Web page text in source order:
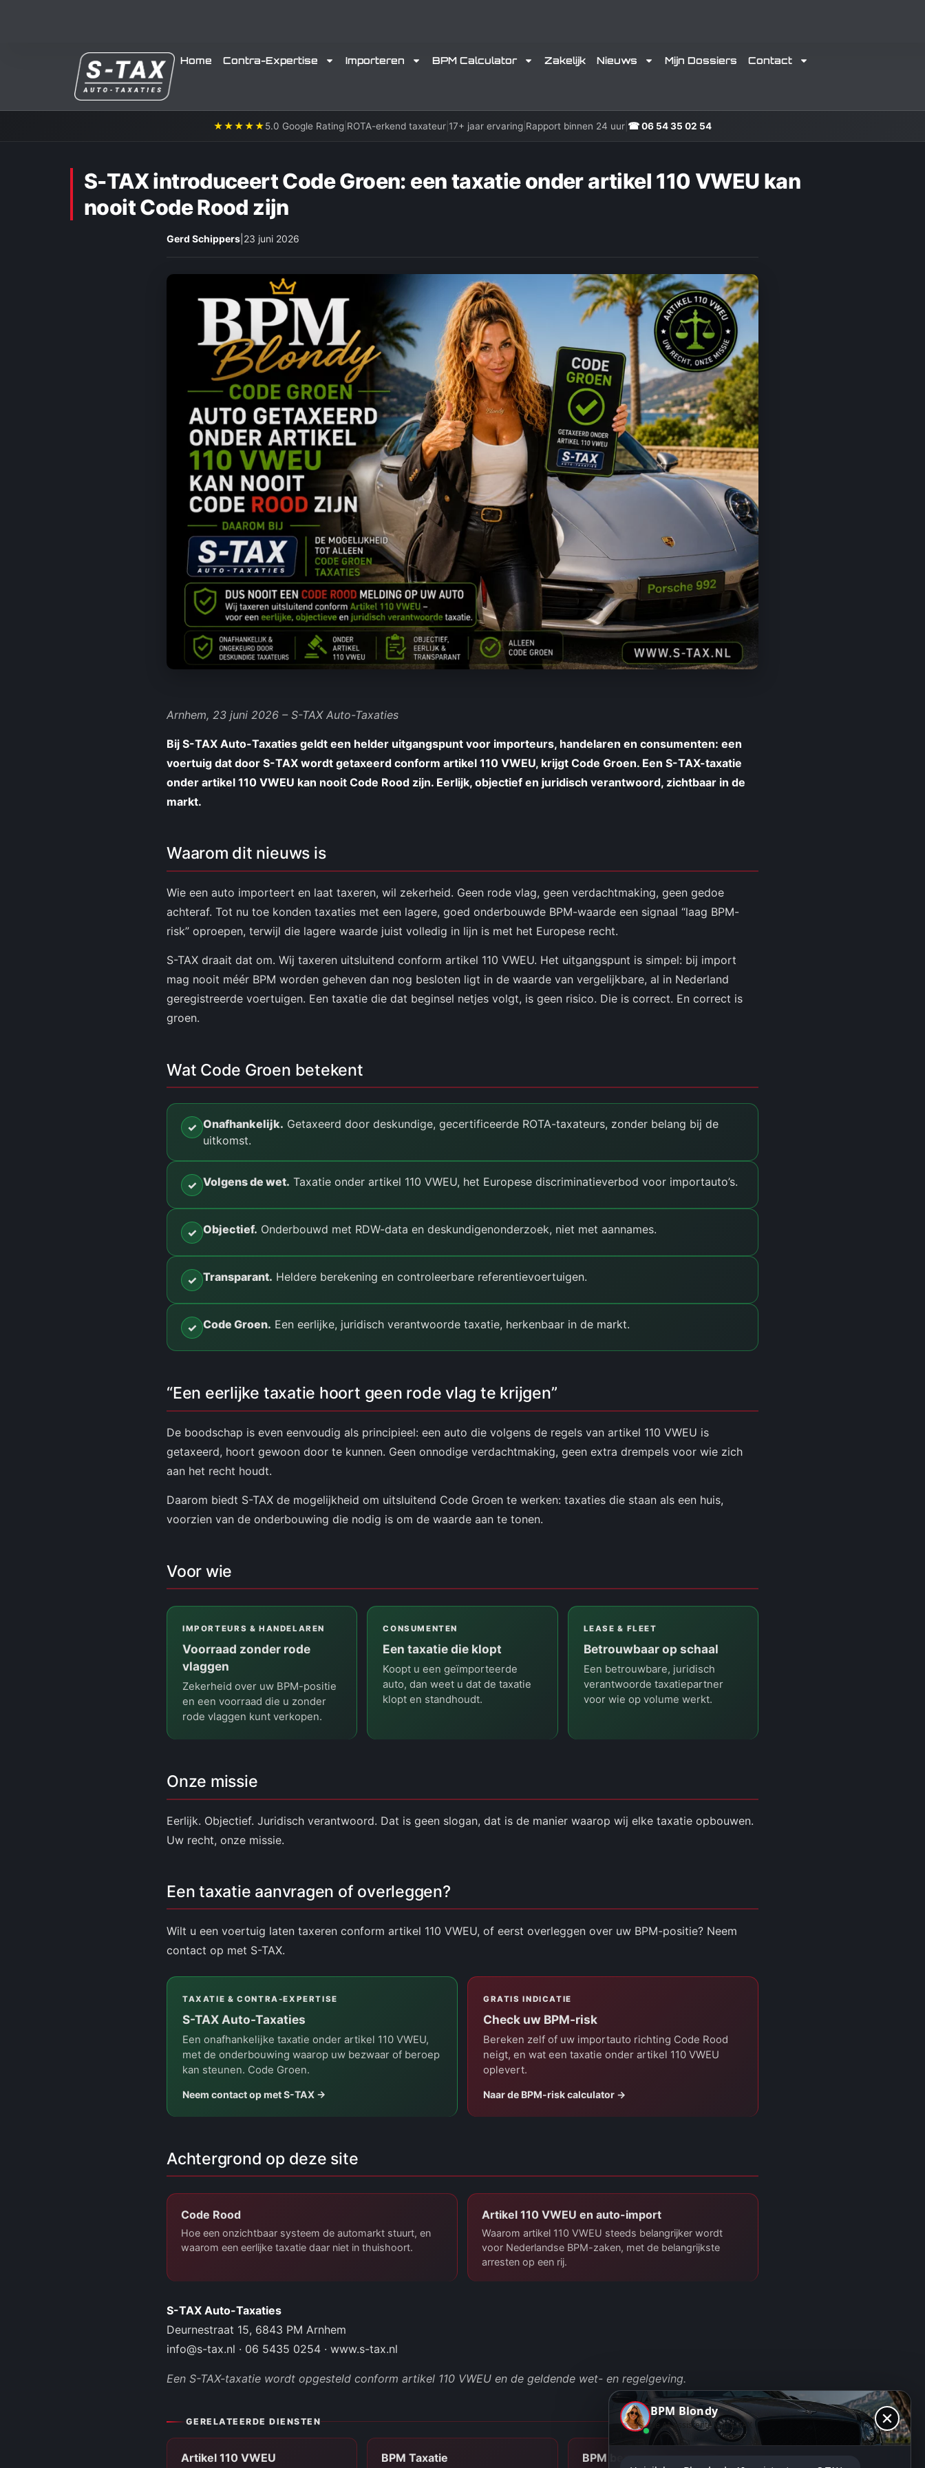
Home Contra-Expertise Importeren BPM Calculator Zakelijk Nieuws Mijn Dossiers Contact
★★★★★5.0 Google Rating ROTA-erkend taxateur 17+ jaar ervaring Rapport binnen 24 uur ☎ 06 54 35 02 54
S-TAX introduceert Code Groen: een taxatie onder artikel 110 VWEU kan
nooit Code Rood zijn
Gerd Schippers 23 juni 2026
Arnhem, 23 juni 2026 – S-TAX Auto-Taxaties
Bij S-TAX Auto-Taxaties geldt een helder uitgangspunt voor importeurs, handelaren en consumenten: een
voertuig dat door S-TAX wordt getaxeerd conform artikel 110 VWEU, krijgt Code Groen. Een S-TAX-taxatie
onder artikel 110 VWEU kan nooit Code Rood zijn. Eerlijk, objectief en juridisch verantwoord, zichtbaar in de
markt.
Waarom dit nieuws is
Wie een auto importeert en laat taxeren, wil zekerheid. Geen rode vlag, geen verdachtmaking, geen gedoe
achteraf. Tot nu toe konden taxaties met een lagere, goed onderbouwde BPM-waarde een signaal “laag BPM-
risk” oproepen, terwijl die lagere waarde juist volledig in lijn is met het Europese recht.
S-TAX draait dat om. Wij taxeren uitsluitend conform artikel 110 VWEU. Het uitgangspunt is simpel: bij import
mag nooit méér BPM worden geheven dan nog besloten ligt in de waarde van vergelijkbare, al in Nederland
geregistreerde voertuigen. Een taxatie die dat beginsel netjes volgt, is geen risico. Die is correct. En correct is
groen.
Wat Code Groen betekent
✓ Onafhankelijk. Getaxeerd door deskundige, gecertificeerde ROTA-taxateurs, zonder belang bij de
uitkomst.
✓ Volgens de wet. Taxatie onder artikel 110 VWEU, het Europese discriminatieverbod voor importauto’s.
✓ Objectief. Onderbouwd met RDW-data en deskundigenonderzoek, niet met aannames.
✓ Transparant. Heldere berekening en controleerbare referentievoertuigen.
✓ Code Groen. Een eerlijke, juridisch verantwoorde taxatie, herkenbaar in de markt.
“Een eerlijke taxatie hoort geen rode vlag te krijgen”
De boodschap is even eenvoudig als principieel: een auto die volgens de regels van artikel 110 VWEU is
getaxeerd, hoort gewoon door te kunnen. Geen onnodige verdachtmaking, geen extra drempels voor wie zich
aan het recht houdt.
Daarom biedt S-TAX de mogelijkheid om uitsluitend Code Groen te werken: taxaties die staan als een huis,
voorzien van de onderbouwing die nodig is om de waarde aan te tonen.
Voor wie
IMPORTEURS & HANDELAREN
Voorraad zonder rode
vlaggen
Zekerheid over uw BPM-positie
en een voorraad die u zonder
rode vlaggen kunt verkopen.
CONSUMENTEN
Een taxatie die klopt
Koopt u een geïmporteerde
auto, dan weet u dat de taxatie
klopt en standhoudt.
LEASE & FLEET
Betrouwbaar op schaal
Een betrouwbare, juridisch
verantwoorde taxatiepartner
voor wie op volume werkt.
Onze missie
Eerlijk. Objectief. Juridisch verantwoord. Dat is geen slogan, dat is de manier waarop wij elke taxatie opbouwen.
Uw recht, onze missie.
Een taxatie aanvragen of overleggen?
Wilt u een voertuig laten taxeren conform artikel 110 VWEU, of eerst overleggen over uw BPM-positie? Neem
contact op met S-TAX.
TAXATIE & CONTRA-EXPERTISE
S-TAX Auto-Taxaties
Een onafhankelijke taxatie onder artikel 110 VWEU,
met de onderbouwing waarop uw bezwaar of beroep
kan steunen. Code Groen.
Neem contact op met S-TAX →
GRATIS INDICATIE
Check uw BPM-risk
Bereken zelf of uw importauto richting Code Rood
neigt, en wat een taxatie onder artikel 110 VWEU
oplevert.
Naar de BPM-risk calculator →
Achtergrond op deze site
Code Rood
Hoe een onzichtbaar systeem de automarkt stuurt, en
waarom een eerlijke taxatie daar niet in thuishoort.
Artikel 110 VWEU en auto-import
Waarom artikel 110 VWEU steeds belangrijker wordt
voor Nederlandse BPM-zaken, met de belangrijkste
arresten op een rij.
S-TAX Auto-Taxaties
Deurnestraat 15, 6843 PM Arnhem
info@s-tax.nl · 06 5435 0254 · www.s-tax.nl
Een S-TAX-taxatie wordt opgesteld conform artikel 110 VWEU en de geldende wet- en regelgeving.
GERELATEERDE DIENSTEN
Artikel 110 VWEU BPM Taxatie BPM bezwaar
BPM Blondy
de AI-assistente van S-TAX